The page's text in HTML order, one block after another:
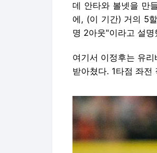
데 안타와 볼넷을 만
에, (이 기간) 거의 5
명 2아웃"이라고 설명
여기서 이정후는 유
받아쳤다. 1타점 좌